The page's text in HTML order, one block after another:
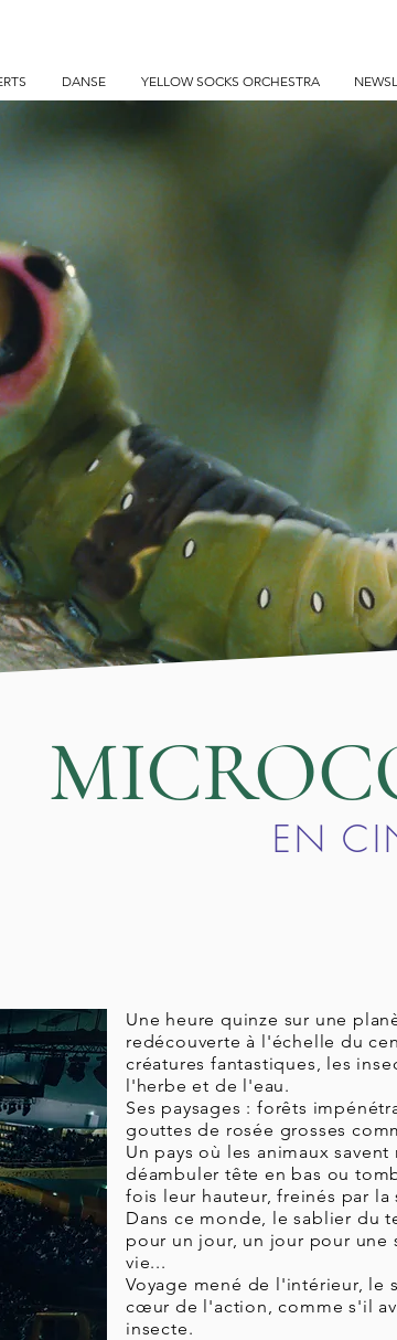
DANSE YELLOW SOCKS ORCHESTRA
EN
Une heure quinze sur une
redécouverte à l'échelle du
créatures fantastiques, les
l'herbe et de l'eau.
Ses paysages : forêts
gouttes de rosée grosses
Un pays où les animaux
déambuler tête en bas ou
fois leur hauteur, freinés par la
Dans ce monde, le sablier du
pour un jour, un jour pour une
vie...
Voyage mené de l'intérieur, le
cœur de l'action, comme s'il
insecte.